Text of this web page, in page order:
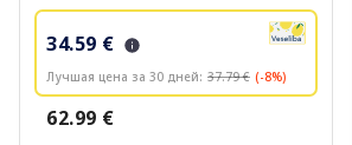
34.59 €
Лучшая цена за 30 дней: 37.79 € (-8%)
62.99 €